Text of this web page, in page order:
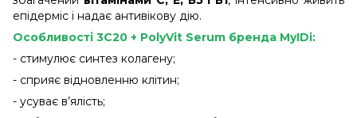
епідерміс і надає антивікову дію.
Особливості 3C20 + PolyVit Serum бренда MyIDi:
- стимулює синтез колагену;
- сприяє відновленню клітин;
- усуває в’ялість;